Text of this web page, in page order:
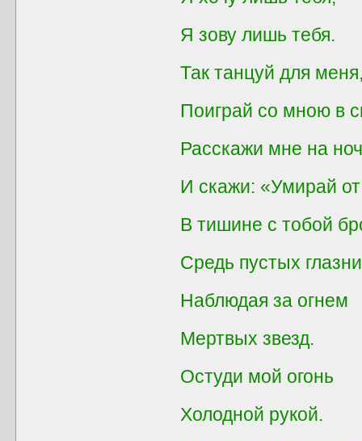
Я зову лишь тебя.
Так танцуй для
Поиграй со мною в
Расскажи мне на
И скажи: «Умирай
В тишине с тобой
Средь пустых
Наблюдая за огнем
Мертвых звезд.
Остуди мой огонь
Холодной рукой.